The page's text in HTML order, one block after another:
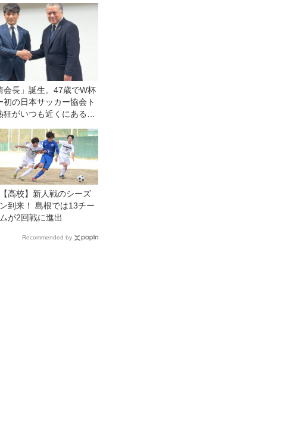
ピソード2】
会長」誕生。47歳でW杯
初の日本サッカー協会ト
狂がいつも近くにあるよ
【高校】新人戦のシーズ
ン到来！ 島根では13チー
ムが2回戦に進出
Recommended by